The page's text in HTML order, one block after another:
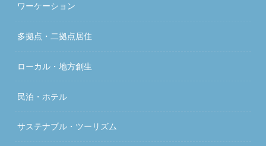
ワーケーション
多拠点・二拠点居住
ローカル・地方創生
民泊・ホテル
サステナブル・ツーリズム